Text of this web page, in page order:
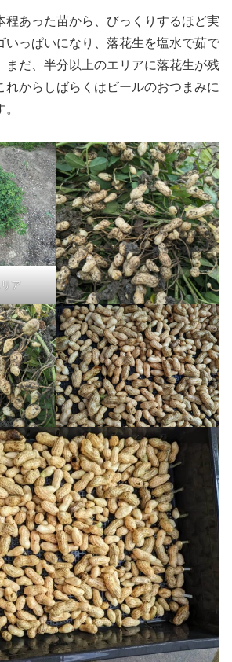
程あった苗から、びっくりするほど実
いっぱいになり、落花生を塩水で茹で
まだ、半分以上のエリアに落花生が残
れからしばらくはビールのおつまみに
ア